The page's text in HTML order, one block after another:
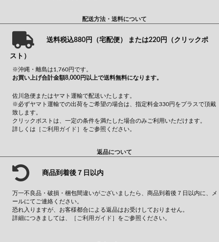
配送方法・送料について
送料税込880円（宅配便） または220円（クリックポ
スト）
※沖縄・離島は1,760円です。
お買い上げ合計金額8,000円以上で送料無料になります。
佐川急便またはヤマト運輸で配送いたします。
※必ずヤマト運輸での出荷をご希望の場合は、指定料金330円をプラスで頂戴
致します。
クリックポストは、一定の条件を満たした場合のみご利用いただけます。
詳しくは ［ご利用ガイド］ をご参照ください。
返品について
商品到着後７日以内
万一不良品・破損・梱包間違いがございましたら、商品到着後７日以内に、メ
ールにてご連絡ください。
恐れ入りますが、お客様都合による返品はお受けしておりません。
詳細につきましては、
［ご利用ガイド］ をご参照ください。